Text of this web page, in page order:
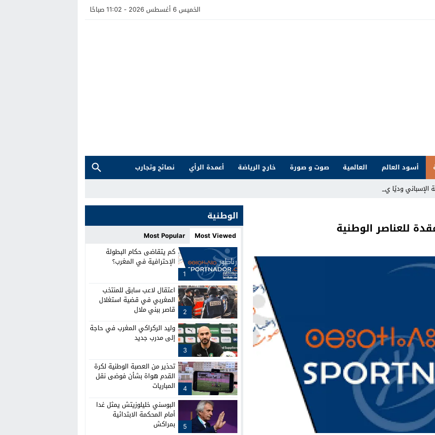
الخميس 6 أغسطس 2026 - 11:02 صباحًا
أسود العالم العالمية صوت و صورة خارج الرياضة أعمدة الرأي
نصائح وتجارب
وديًا يوم 15 غشت _
للعناصر الوطنية
الوطنية
Most Viewed
Most Popular
1
كم يتقاضى حكام البطولة
الإحترافية في المغرب؟
2
اعتقال لاعب سابق للمنتخب
المغربي في قضية استغلال
قاصر ببني ملال
3
وليد الركراكي المغرب في حاجة
إلى مدرب جديد
4
تحذير من العصبة الوطنية لكرة
القدم هواة بشأن فوضى نقل
المباريات
5
البوسني خليلوزيتش يمثل غدا
أمام المحكمة الابتدائية
بمراكش